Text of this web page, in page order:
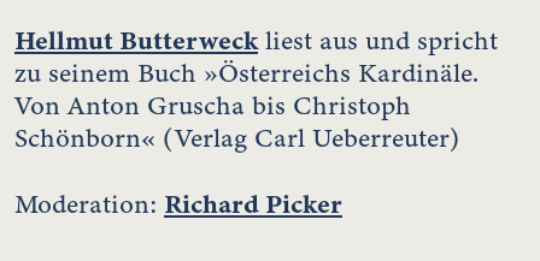
Hellmut Butterweckliest aus und spricht
zu seinem Buch »Österreichs Kardinäle.
Von Anton Gruscha bis Christoph
Schönborn« (Verlag Carl Ueberreuter)
Moderation: Richard Picker